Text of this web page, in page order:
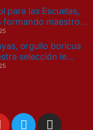
para las Escuelas,
formando maestro…
orgullo boricua
selección le…
T
I